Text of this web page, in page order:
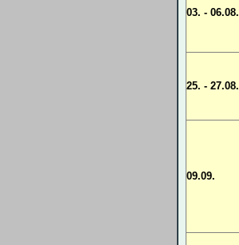
03. - 06.08.
25. - 27.08.
09.09.